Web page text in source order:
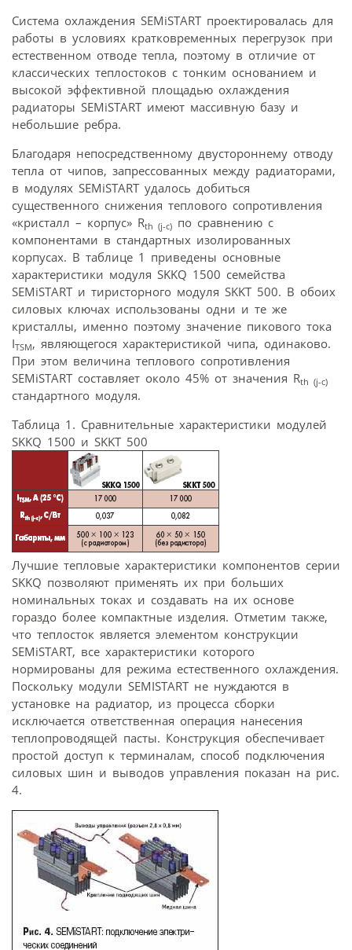
Система охлаждения SEMiSTART проектировалась для
работы в условиях кратковременных перегрузок при
естественном отводе тепла, поэтому в отличие от
классических теплостоков с тонким основанием и
высокой эффективной площадью охлаждения
радиаторы SEMiSTART имеют массивную базу и
небольшие ребра.
Благодаря непосредственному двустороннему отводу
тепла от чипов, запрессованных между радиаторами,
в модулях SEMiSTART удалось добиться
существенного снижения теплового сопротивления
«кристалл – корпус» Rth (j-c) по сравнению с
компонентами в стандартных изолированных
корпусах. В таблице 1 приведены основные
характеристики модуля SKKQ 1500 семейства
SEMiSTART и тиристорного модуля SKKT 500. В обоих
силовых ключах использованы одни и те же
кристаллы, именно поэтому значение пикового тока
ITSM, являющегося характеристикой чипа, одинаково.
При этом величина теплового сопротивления
SEMiSTART составляет около 45% от значения Rth (j-c)
стандартного модуля.
Таблица 1. Сравнительные характеристики модулей
SKKQ 1500 и SKKT 500
Лучшие тепловые характеристики компонентов серии
SKKQ позволяют применять их при больших
номинальных токах и создавать на их основе
гораздо более компактные изделия. Отметим также,
что теплосток является элементом конструкции
SEMiSTART, все характеристики которого
нормированы для режима естественного охлаждения.
Поскольку модули SEMISTART не нуждаются в
установке на радиатор, из процесса сборки
исключается ответственная операция нанесения
теплопроводящей пасты. Конструкция обеспечивает
простой доступ к терминалам, способ подключения
силовых шин и выводов управления показан на рис.
4.